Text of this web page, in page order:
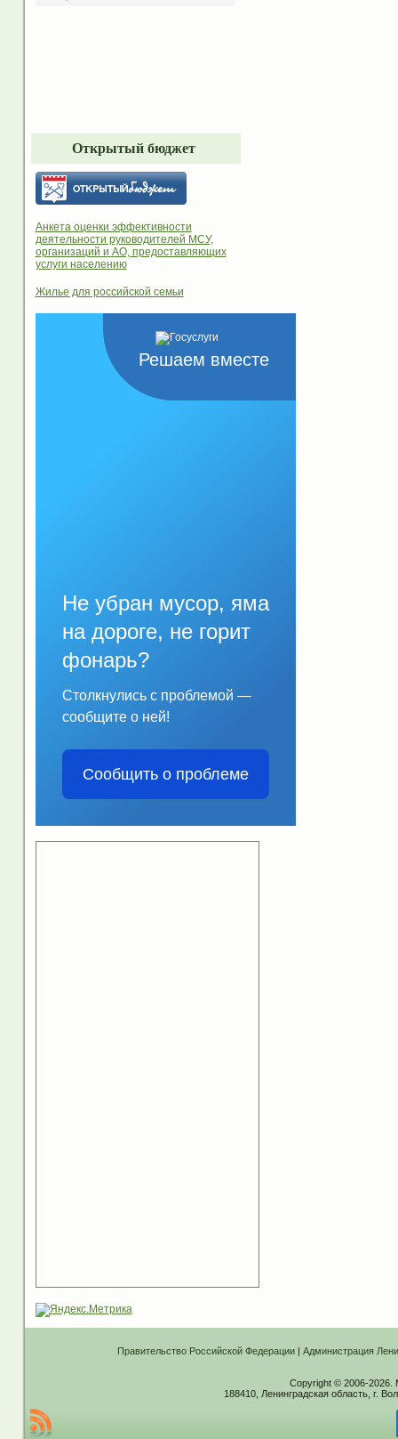
Открытый бюджет
Анкета оценки эффективности
деятельности руководителей МСУ,
организаций и АО, предоставляющих
услуги населению
Жилье для российской семьи
Решаем вместе
Не убран мусор, яма
на дороге, не горит
фонарь?
Столкнулись с проблемой —
сообщите о ней!
Сообщить о проблеме
Правительство Российской Федерации| Администрация
Copyright © 2006-2026.
188410, Ленинградская область, г.